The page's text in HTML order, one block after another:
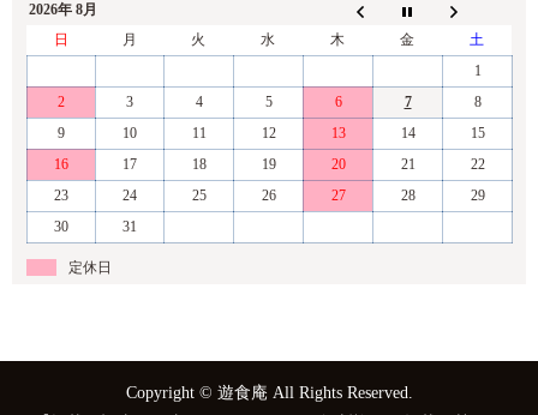
2026年 8月
日
月 火 水 木 金
土
1
2
3 4 5 6 7
8
9
10 11 12 13 14
15
16
17 18 19 20 21
22
23
24 25 26 27 28
29
30
31
定休日
Copyright © 遊食庵 All Rights Reserved.